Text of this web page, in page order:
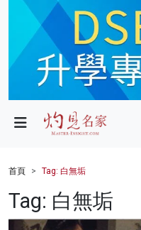
政局
財經
健康
首頁 Tag: 白無垢
Tag: 白無垢